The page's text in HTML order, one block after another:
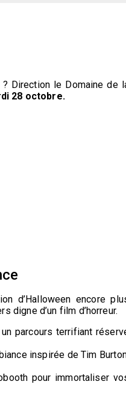
? Direction le Domaine de
28 octobre.
d’Halloween encore
digne d’un film d’horreur.
parcours terrifiant
inspirée de Tim
pour immortaliser